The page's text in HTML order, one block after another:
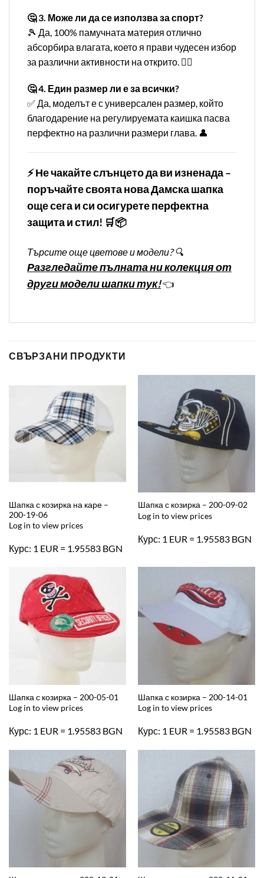
🤔 3. Може ли да се използва за спорт?
🎾 Да, 100% памучната материя отлично
абсорбира влагата, което я прави чудесен избор
за различни активности на открито. 🏌️‍♂️
🤔 4. Един размер ли е за всички?
✅ Да, моделът е с универсален размер, който
благодарение на регулируемата каишка пасва
перфектно на различни размери глава. 👤
⚡ Не чакайте слънцето да ви изненада –
поръчайте своята нова Дамска шапка
още сега и си осигурете перфектна
защита и стил! 🛒📦
Търсите още цветове и модели? 🔍
Разгледайте пълната ни колекция от
други модели шапки тук!👈
СВЪРЗАНИ ПРОДУКТИ
Шапка с козирка на каре –
200-19-06
Log in to view prices
Курс: 1 EUR = 1.95583 BGN
Шапка с козирка – 200-09-02
Log in to view prices
Курс: 1 EUR = 1.95583 BGN
Шапка с козирка – 200-05-01
Log in to view prices
Курс: 1 EUR = 1.95583 BGN
Шапка с козирка – 200-14-01
Log in to view prices
Курс: 1 EUR = 1.95583 BGN